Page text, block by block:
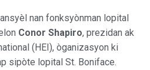
nan fonksyònman lopital
Conor Shapiro, prezidan ak
(HEI), òganizasyon ki
sipòte lopital St. Boniface.